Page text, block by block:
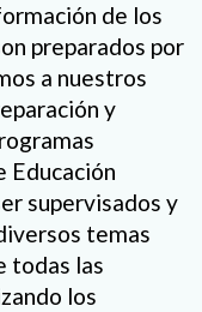
de los
preparados por
a nuestros
y
Educación
supervisados y
temas
todas las
los